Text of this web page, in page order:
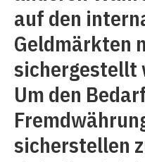
auf den
Geldmärkten
sichergestellt
Um den
sicherstellen